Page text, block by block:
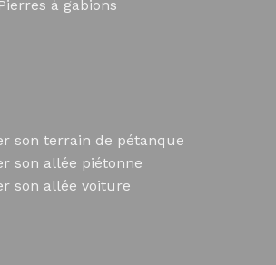
à gabions
son terrain de pétanque
son allée piétonne
son allée voiture